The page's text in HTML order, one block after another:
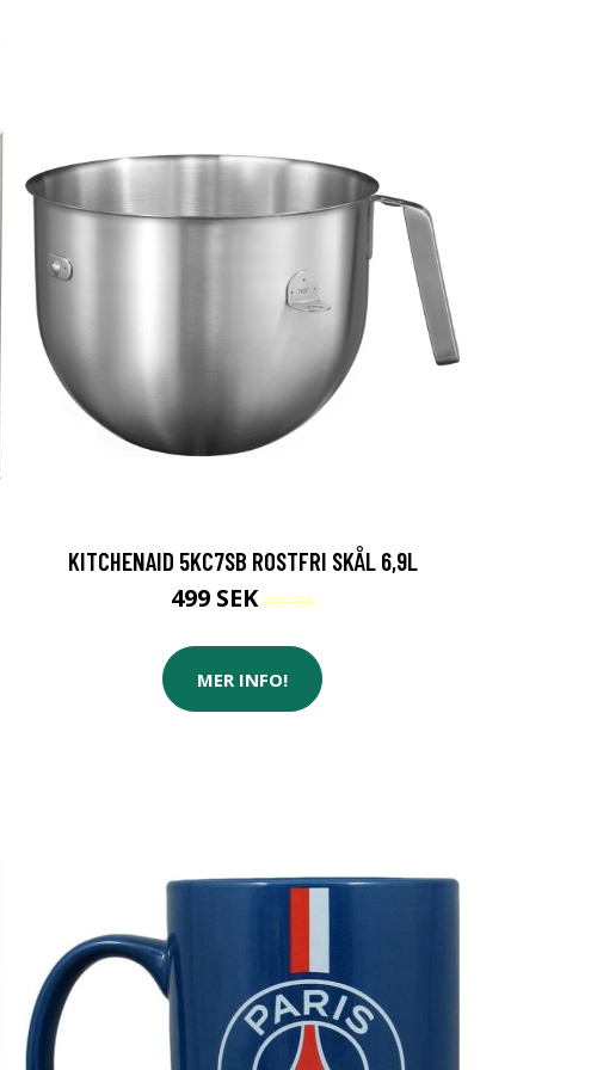
KITCHENAID 5KC7SB ROSTFRI SKÅL 6,9L
499 SEK889 SEK
MER INFO!